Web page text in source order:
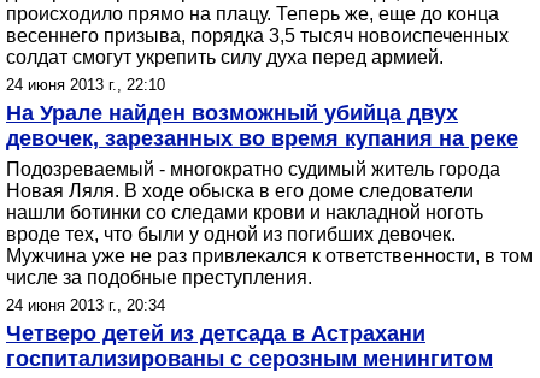
происходило прямо на плацу. Теперь же, еще до конца
весеннего призыва, порядка 3,5 тысяч новоиспеченных
солдат смогут укрепить силу духа перед армией.
24 июня 2013 г., 22:10
На Урале найден возможный убийца двух
девочек, зарезанных во время купания на реке
Подозреваемый - многократно судимый житель города
Новая Ляля. В ходе обыска в его доме следователи
нашли ботинки со следами крови и накладной ноготь
вроде тех, что были у одной из погибших девочек.
Мужчина уже не раз привлекался к ответственности, в том
числе за подобные преступления.
24 июня 2013 г., 20:34
Четверо детей из детсада в Астрахани
госпитализированы с серозным менингитом